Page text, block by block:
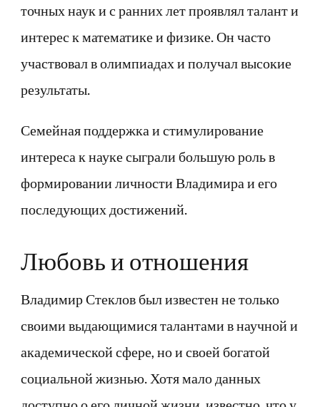
точных наук и с ранних лет проявлял талант и
интерес к математике и физике. Он часто
участвовал в олимпиадах и получал высокие
результаты.
Семейная поддержка и стимулирование
интереса к науке сыграли большую роль в
формировании личности Владимира и его
последующих достижений.
Любовь и отношения
Владимир Стеклов был известен не только
своими выдающимися талантами в научной и
академической сфере, но и своей богатой
социальной жизнью. Хотя мало данных